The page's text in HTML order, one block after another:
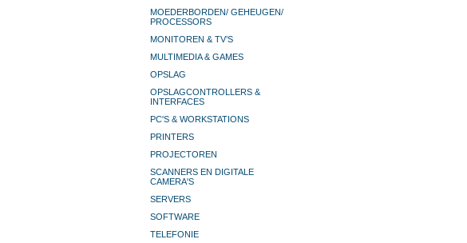
MOEDERBORDEN/ GEHEUGEN/
PROCESSORS
MONITOREN & TV’S
MULTIMEDIA & GAMES
OPSLAG
OPSLAGCONTROLLERS &
INTERFACES
PC'S & WORKSTATIONS
PRINTERS
PROJECTOREN
SCANNERS EN DIGITALE
CAMERA'S
SERVERS
SOFTWARE
TELEFONIE